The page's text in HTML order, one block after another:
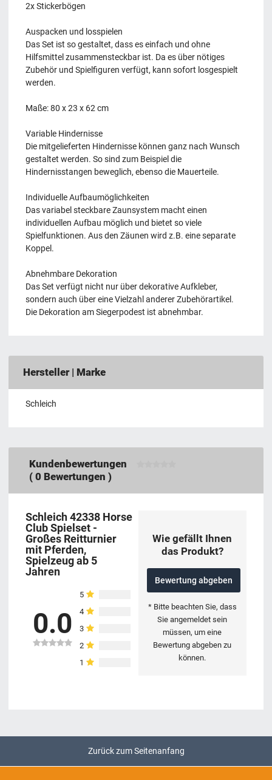
2x Stickerbögen
Auspacken und losspielen
Das Set ist so gestaltet, dass es einfach und ohne
Hilfsmittel zusammensteckbar ist. Da es über nötiges
Zubehör und Spielfiguren verfügt, kann sofort losgespielt
werden.
Maße: 80 x 23 x 62 cm
Variable Hindernisse
Die mitgelieferten Hindernisse können ganz nach Wunsch
gestaltet werden. So sind zum Beispiel die
Hindernisstangen beweglich, ebenso die Mauerteile.
Individuelle Aufbaumöglichkeiten
Das variabel steckbare Zaunsystem macht einen
individuellen Aufbau möglich und bietet so viele
Spielfunktionen. Aus den Zäunen wird z.B. eine separate
Koppel.
Abnehmbare Dekoration
Das Set verfügt nicht nur über dekorative Aufkleber,
sondern auch über eine Vielzahl anderer Zubehörartikel.
Die Dekoration am Siegerpodest ist abnehmbar.
Hersteller | Marke
Schleich
Kundenbewertungen
( 0 Bewertungen )
Schleich 42338 Horse
Club Spielset -
Großes Reitturnier
mit Pferden,
Spielzeug ab 5
Jahren
0.0
5
4
3
2
1
Wie gefällt Ihnen
das Produkt?
Bewertung abgeben
* Bitte beachten Sie, dass
Sie angemeldet sein
müssen, um eine
Bewertung abgeben zu
können.
Zurück zum Seitenanfang